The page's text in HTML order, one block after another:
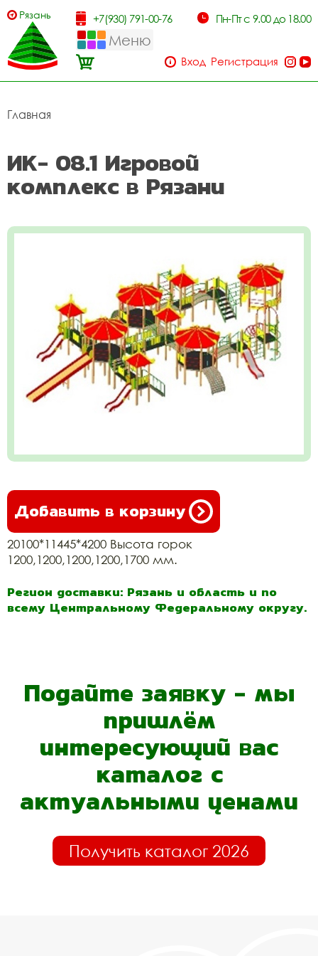
Рязань +7(930) 791-00-76 Пн-Пт с 9.00 до 18.00
Меню
Вход Регистрация
Главная
ИК- 08.1 Игровой
комплекс в Рязани
Добавить в корзину
20100*11445*4200 Высота горок
1200,1200,1200,1200,1700 мм.
Регион доставки: Рязань и область и по
всему Центральному Федеральному округу.
Подайте заявку - мы
пришлём
интересующий вас
каталог с
актуальными ценами
Получить каталог 2026